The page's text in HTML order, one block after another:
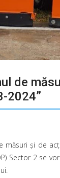
de
2024”
şi de
Sector 2 se